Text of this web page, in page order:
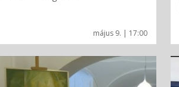
május 9. | 17:00